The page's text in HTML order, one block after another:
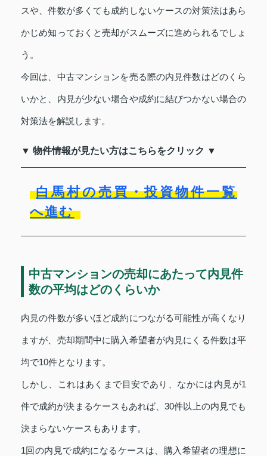
スや、件数が多くても成約しないケースの対策法はあら
かじめ知っておくと売却がスムーズに進められるでしょ
う。
今回は、中古マンションを売る際の内見件数はどのくら
いかと、内見が少ない場合や成約に結びつかない場合の
対策法を解説します。
▼ 物件情報が見たい方はこちらをクリック ▼
白馬村の売買・投資物件一覧
へ進む
中古マンションの売却にあたって内見件
数の平均はどのくらいか
内見の件数が多いほど成約につながる可能性が高くなり
ますが、売却期間中に購入希望者が内見にくる件数は平
均で10件となります。
しかし、これはあくまで目安であり、なかには内見が1
件で成約が決まるケースもあれば、30件以上の内見でも
決まらないケースもあります。
1回の内見で成約になるケースは、購入希望者の理想に